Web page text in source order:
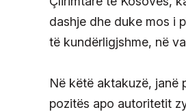
dashje dhe duke mos i
të kundërligjshme, në
Në këtë aktakuzë, janë
pozitës apo autoritetit